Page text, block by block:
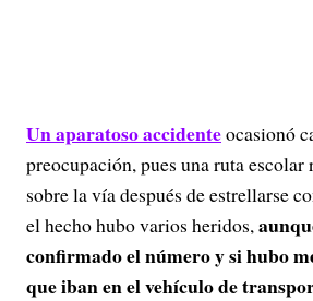
Un aparatoso accidenteocasionó
preocupación, pues una ruta escolar
sobre la vía después de estrellarse
el hecho hubo varios heridos,
confirmado el número y si hubo
que iban en el vehículo de